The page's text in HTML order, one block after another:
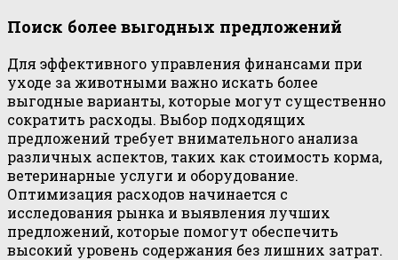
Поиск более выгодных предложений
Для эффективного управления финансами при
уходе за животными важно искать более
выгодные варианты, которые могут существенно
сократить расходы. Выбор подходящих
предложений требует внимательного анализа
различных аспектов, таких как стоимость корма,
ветеринарные услуги и оборудование.
Оптимизация расходов начинается с
исследования рынка и выявления лучших
предложений, которые помогут обеспечить
высокий уровень содержания без лишних затрат.